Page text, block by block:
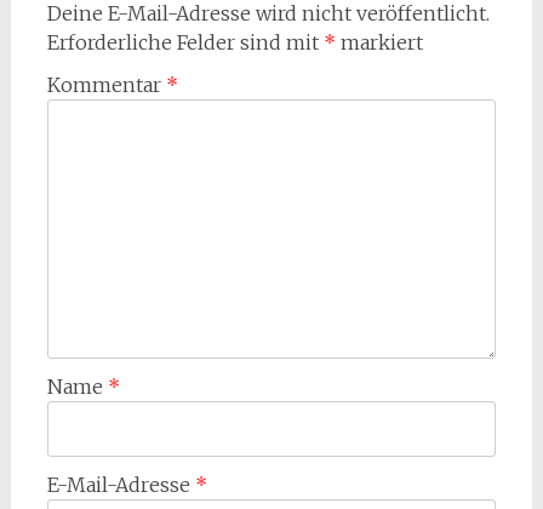
Deine E-Mail-Adresse wird nicht veröffentlicht.
Erforderliche Felder sind mit * markiert
Kommentar *
Name *
E-Mail-Adresse *